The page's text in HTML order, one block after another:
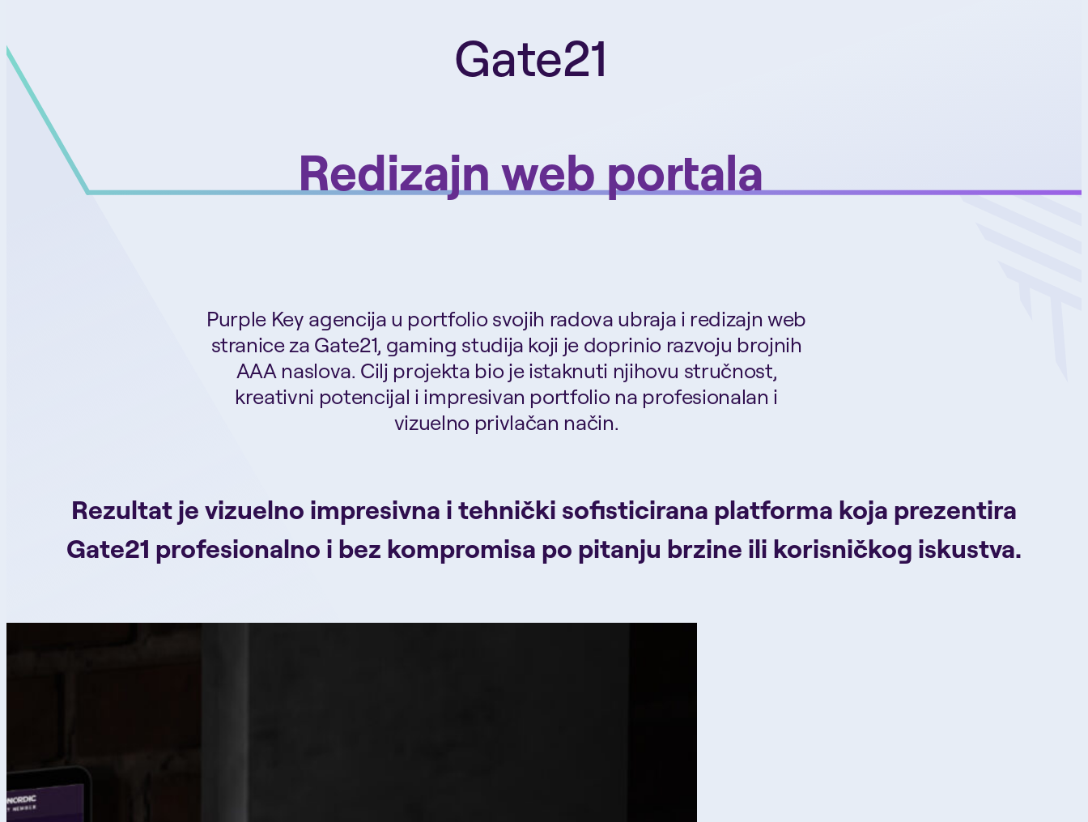
Gate21
Redizajn web portala
Purple Key agencija u portfolio svojih radova ubraja i redizajn web
stranice za Gate21, gaming studija koji je doprinio razvoju brojnih
AAA naslova. Cilj projekta bio je istaknuti njihovu stručnost,
kreativni potencijal i impresivan portfolio na profesionalan i
vizuelno privlačan način.
Rezultat je vizuelno impresivna i tehnički sofisticirana platforma koja prezentira
Gate21 profesionalno i bez kompromisa po pitanju brzine ili korisničkog iskustva.